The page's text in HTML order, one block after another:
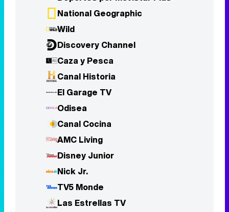
National Geographic
Wild
Discovery Channel
Caza y Pesca
Canal Historia
El Garage TV
Odisea
Canal Cocina
AMC Living
Disney Junior
Nick Jr.
TV5 Monde
Las Estrellas TV